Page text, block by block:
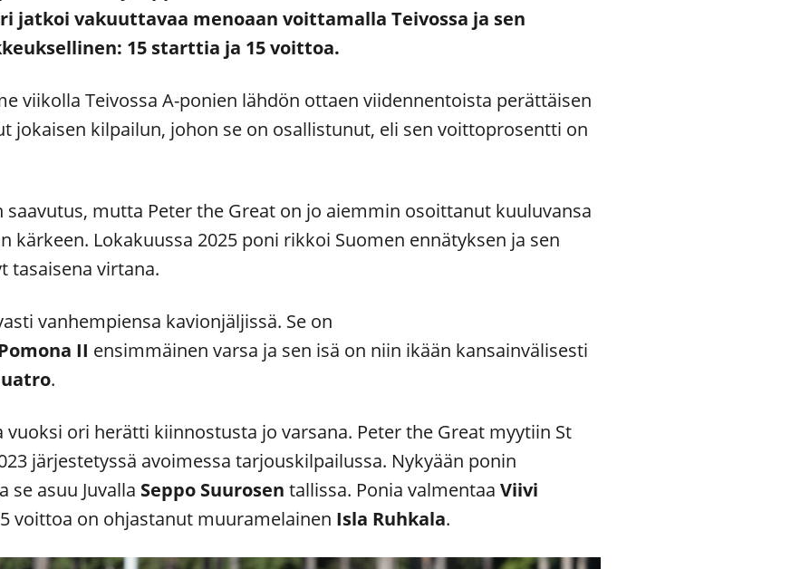
jatkoi vakuuttavaa menoaan voittamalla Teivossa ja sen
15 starttia ja 15 voittoa.
viikolla Teivossa A-ponien lähdön ottaen viidennentoista perättäisen
jokaisen kilpailun, johon se on osallistunut, eli sen voittoprosentti on
mutta Peter the Great on jo aiemmin osoittanut kuuluvansa
kärkeen. Lokakuussa 2025 poni rikkoi Suomen ennätyksen ja sen
tasaisena virtana.
vanhempiensa kavionjäljissä. Se on
II ensimmäinen varsa ja sen isä on niin ikään kansainvälisesti
.
ori herätti kiinnostusta jo varsana. Peter the Great myytiin St
järjestetyssä avoimessa tarjouskilpailussa. Nykyään ponin
se asuu Juvalla Seppo Suurosen tallissa. Ponia valmentaaViivi
voittoa on ohjastanut muuramelainen Isla Ruhkala.